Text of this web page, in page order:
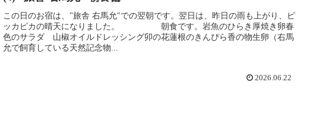
この日のお宿は、"旅舎 右馬允"での翌朝です。翌日は、昨日の雨も上がり、ピ
ッカピカの晴天になりました。 朝食です。岩魚のひらき厚焼き卵春
色のサラダ 山椒オイルドレッシング卯の花蓮根のきんぴら香の物生卵（右馬
允で飼育している天然記念物...
2026.06.22